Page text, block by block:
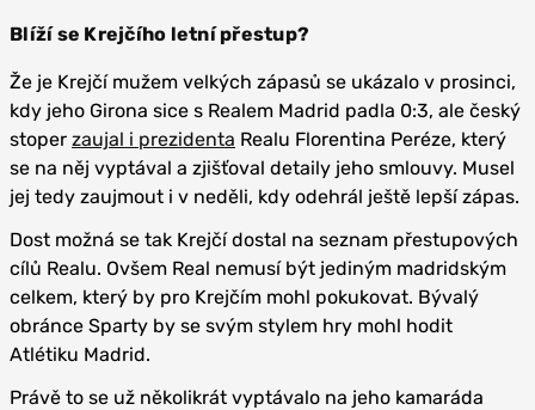
Blíží se Krejčího letní přestup?
Že je Krejčí mužem velkých zápasů se ukázalo v prosinci,
kdy jeho Girona sice s Realem Madrid padla 0:3, ale český
stoper zaujal i prezidenta Realu Florentina Peréze, který
se na něj vyptával a zjišťoval detaily jeho smlouvy. Musel
jej tedy zaujmout i v neděli, kdy odehrál ještě lepší zápas.
Dost možná se tak Krejčí dostal na seznam přestupových
cílů Realu. Ovšem Real nemusí být jediným madridským
celkem, který by pro Krejčím mohl pokukovat. Bývalý
obránce Sparty by se svým stylem hry mohl hodit
Atlétiku Madrid.
Právě to se už několikrát vyptávalo na jeho kamaráda